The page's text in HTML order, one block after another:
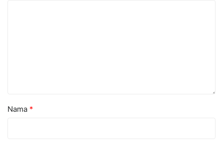
Nama *